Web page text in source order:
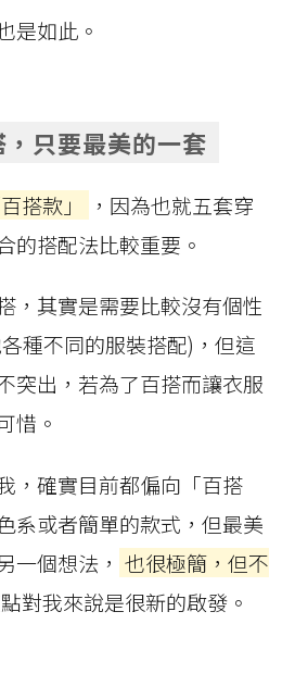
是如此。
只要最美的一套
搭款」
，因為也就五套穿
的搭配法比較重要。
，其實是需要比較沒有個性
種不同的服裝搭配)，但這
突出，若為了百搭而讓衣服
惜。
，確實目前都偏向「百搭
系或者簡單的款式，但最美
一個想法， 也很極簡，但不
點對我來說是很新的啟發。